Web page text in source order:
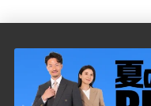
の
公